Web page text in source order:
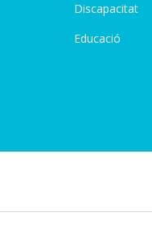
Discapacitat
Educació